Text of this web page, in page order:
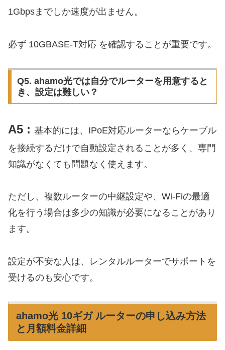
1Gbpsまでしか速度が出ません。
必ず 10GBASE-T対応 を確認することが重要です。
Q5. ahamo光では自分でルーターを用意すると
き、設定は難しい？
A5 : 基本的には、IPoE対応ルーターならケーブル
を接続するだけで自動設定されることが多く、専門
知識がなくても問題なく使えます。
ただし、複数ルーターの中継設定や、Wi-Fiの最適
化を行う場合は多少の知識が必要になることがあり
ます。
設定が不安な人は、レンタルルーターでサポートを
受けるのも安心です。
ahamo光 10ギガ ルーターの申し込み方法
と月額料金詳細